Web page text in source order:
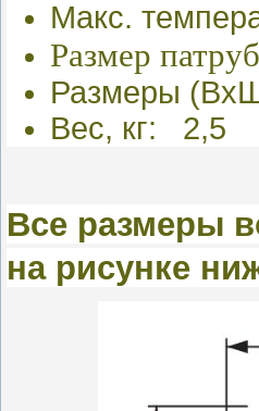
Макс.
Размер
Размеры
Вес, кг: 2,5
Все размеры
на рисунке